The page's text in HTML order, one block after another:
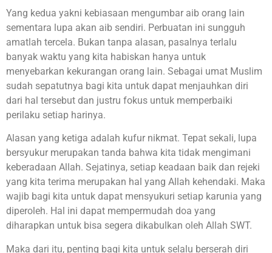
Yang kedua yakni kebiasaan mengumbar aib orang lain
sementara lupa akan aib sendiri. Perbuatan ini sungguh
amatlah tercela. Bukan tanpa alasan, pasalnya terlalu
banyak waktu yang kita habiskan hanya untuk
menyebarkan kekurangan orang lain. Sebagai umat Muslim
sudah sepatutnya bagi kita untuk dapat menjauhkan diri
dari hal tersebut dan justru fokus untuk memperbaiki
perilaku setiap harinya.
Alasan yang ketiga adalah kufur nikmat. Tepat sekali, lupa
bersyukur merupakan tanda bahwa kita tidak mengimani
keberadaan Allah. Sejatinya, setiap keadaan baik dan rejeki
yang kita terima merupakan hal yang Allah kehendaki. Maka
wajib bagi kita untuk dapat mensyukuri setiap karunia yang
diperoleh. Hal ini dapat mempermudah doa yang
diharapkan untuk bisa segera dikabulkan oleh Allah SWT.
Maka dari itu, penting bagi kita untuk selalu berserah diri